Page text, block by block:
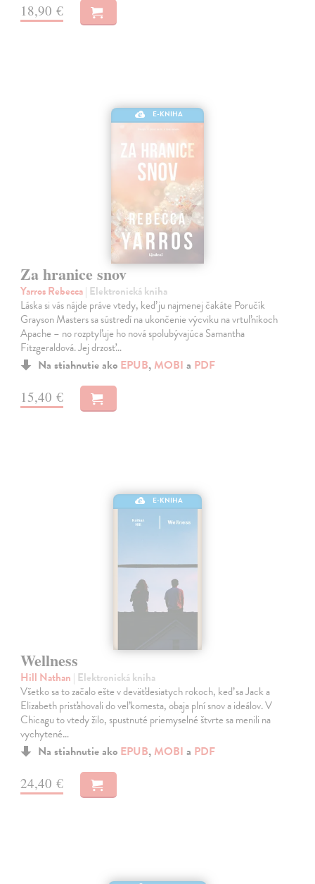
18,90 €
E-KNIHA
Za hranice snov
Yarros Rebecca| Elektronická kniha
Láska si vás nájde práve vtedy, keď ju najmenej čakáte Poručík
Grayson Masters sa sústredí na ukončenie výcviku na vrtuľníkoch
Apache – no rozptyľuje ho nová spolubývajúca Samantha
Fitzgeraldová. Jej drzosť…
Na stiahnutie ako EPUB, MOBI a PDF
15,40 €
E-KNIHA
Wellness
Hill Nathan | Elektronická kniha
Všetko sa to začalo ešte v deväťdesiatych rokoch, keď sa Jack a
Elizabeth prisťahovali do veľkomesta, obaja plní snov a ideálov. V
Chicagu to vtedy žilo, spustnuté priemyselné štvrte sa menili na
vychytené…
Na stiahnutie ako EPUB, MOBI a PDF
24,40 €